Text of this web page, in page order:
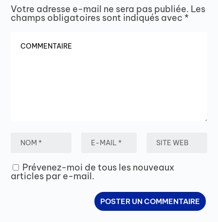
Votre adresse e-mail ne sera pas publiée. Les
champs obligatoires sont indiqués avec *
Prévenez-moi de tous les nouveaux
articles par e-mail.